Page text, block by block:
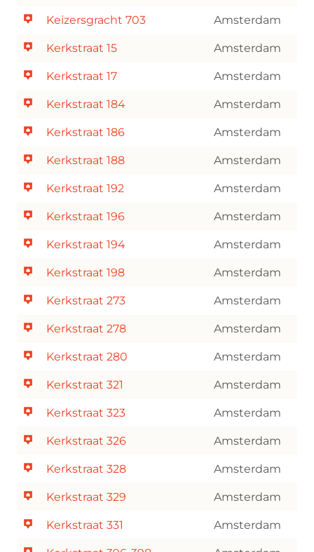
Keizersgracht 703 Amsterdam
Kerkstraat 15 Amsterdam
Kerkstraat 17 Amsterdam
Kerkstraat 184 Amsterdam
Kerkstraat 186 Amsterdam
Kerkstraat 188 Amsterdam
Kerkstraat 192 Amsterdam
Kerkstraat 196 Amsterdam
Kerkstraat 194 Amsterdam
Kerkstraat 198 Amsterdam
Kerkstraat 273 Amsterdam
Kerkstraat 278 Amsterdam
Kerkstraat 280 Amsterdam
Kerkstraat 321 Amsterdam
Kerkstraat 323 Amsterdam
Kerkstraat 326 Amsterdam
Kerkstraat 328 Amsterdam
Kerkstraat 329 Amsterdam
Kerkstraat 331 Amsterdam